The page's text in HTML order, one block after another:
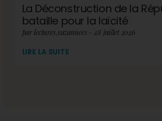
La Déconstruction de la
bataille pour la laïcité
par lectures.suzannees - 28 juillet 2026
LIRE LA SUITE